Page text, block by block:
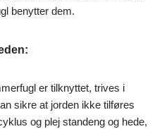
benytter dem.
:
er tilknyttet, trives i
sikre at jorden ikke tilføres
og plej standeng og hede,